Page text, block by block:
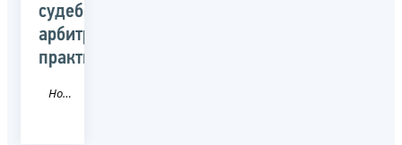
судебной
арбитражной
практики»
Новость